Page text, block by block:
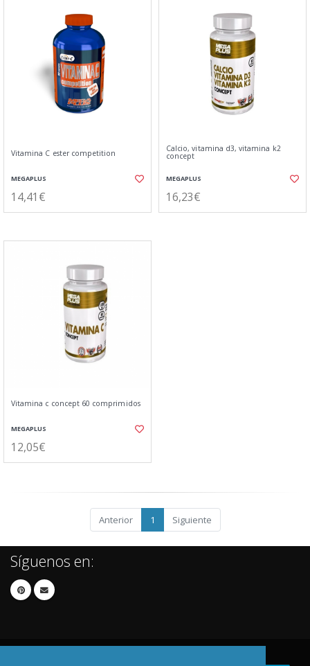
Vitamina C ester competition
MEGAPLUS
14,41€
Calcio, vitamina d3, vitamina k2
concept
MEGAPLUS
16,23€
Vitamina c concept 60 comprimidos
MEGAPLUS
12,05€
Anterior 1 Siguiente
Síguenos en: